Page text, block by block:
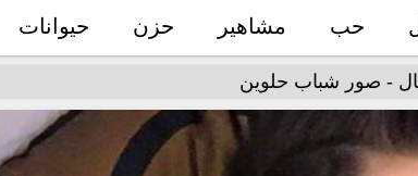
حب مشاهير حزن حيوانات
- صور شباب حلوين